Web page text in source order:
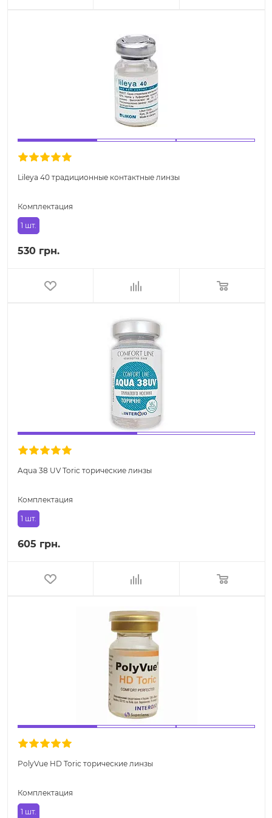
Lileya 40 традиционные контактные линзы
Комплектация
1 шт.
530 грн.
Aqua 38 UV Toric торические линзы
Комплектация
1 шт.
605 грн.
PolyVue HD Toric торические линзы
Комплектация
1 шт.